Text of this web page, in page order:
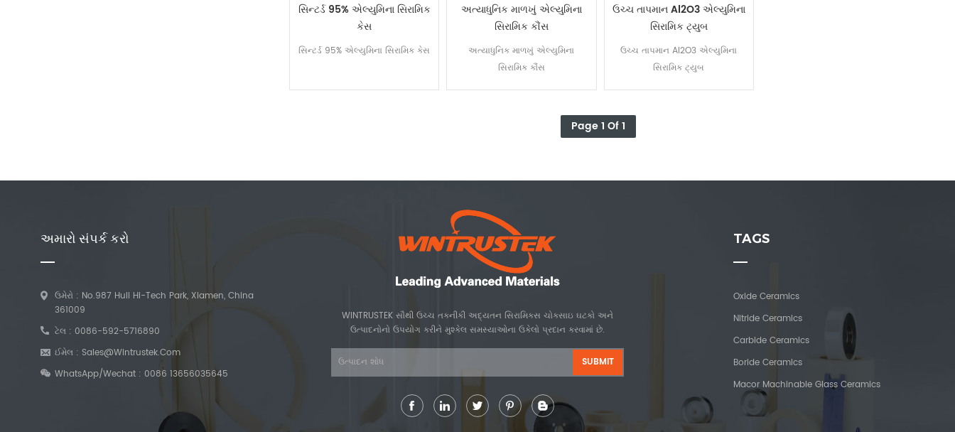
સિન્ટર્ડ 95% એલ્યુમિના સિરામિક
કેસ
સિન્ટર્ડ 95% એલ્યુમિના સિરામિક કેસ
અત્યાધુનિક માળખું એલ્યુમિના
સિરામિક કૌંસ
અત્યાધુનિક માળખું એલ્યુમિના
સિરામિક કૌંસ
ઉચ્ચ તાપમાન Al2O3 એલ્યુમિના
સિરામિક ટ્યુબ
ઉચ્ચ તાપમાન Al2O3 એલ્યુમિના
સિરામિક ટ્યુબ
Page 1 Of 1
અમારો સંપર્ક કરો
ઉમેરો : No.987 Huli Hi-Tech Park, Xiamen, China
361009
ટેલ : 0086-592-5716890
ઈમેલ : Sales@wintrustek.com
WhatsApp/Wechat : 0086 13656035645
WINTRUSTEK સૌથી ઉચ્ચ તકનીકી અદ્યતન સિરામિક્સ ચોકસાઇ ઘટકો અને
ઉત્પાદનોનો ઉપયોગ કરીને મુશ્કેલ સમસ્યાઓના ઉકેલો પ્રદાન કરવામાં છે.
TAGS
Oxide Ceramics
Nitride Ceramics
Carbide Ceramics
Boride Ceramics
Macor Machinable Glass Ceramics